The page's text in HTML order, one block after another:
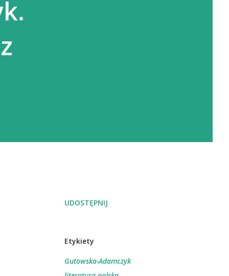
UDOSTĘPNIJ
Etykiety
Gutowska-Adamczyk